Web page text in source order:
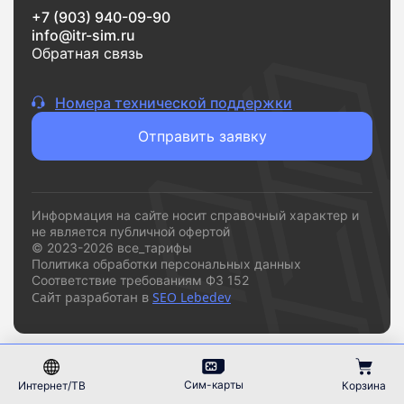
сложностей,vsetarifi.ru
инструмент, который помогает быстро принять
решение и подключиться к подходящему
Интернет/ТВ Сим-карты Корзина
+7 (903) 940-09-90
info@itr-sim.ru
Обратная связь
Номера технической поддержки
Отправить заявку
Информация на сайте носит справочный характер и
не является публичной офертой
© 2023-2026 все_тарифы
Политика обработки персональных данных
Соответствие требованиям ФЗ 152
Сайт разработан в SEO Lebedev